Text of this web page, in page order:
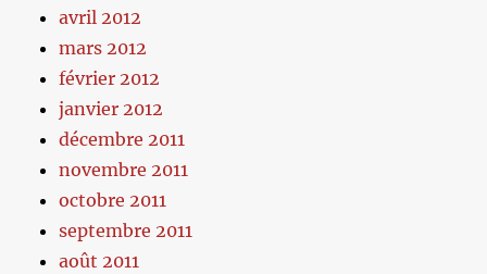
avril 2012
mars 2012
février 2012
janvier 2012
décembre 2011
novembre 2011
octobre 2011
septembre 2011
août 2011